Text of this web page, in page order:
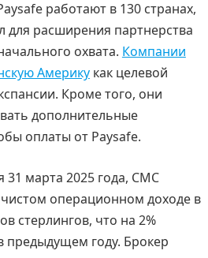
работают в 130 странах,
для расширения партнерства
охвата. Компании
Америкукак целевой
Кроме того, они
дополнительные
оплаты от Paysafe.
марта 2025 года, CMC
операционном доходе в
стерлингов, что на 2%
году. Брокер